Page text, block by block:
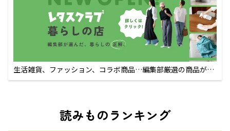
生活雑貨、ファッション、コラボ商品…編集部厳選の商品が買
えるECサイト
読みものランキング